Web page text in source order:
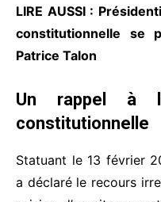
LIRE AUSSI :
constitutionnelle se
Patrice Talon
Un rappel à
constitutionnelle
Statuant le 13 février
a déclaré le recours